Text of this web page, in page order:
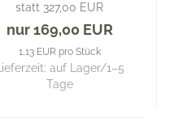
statt 327,00 EUR
nur 169,00 EUR
1,13 EUR pro Stück
Lieferzeit: auf Lager/1–5
Tage